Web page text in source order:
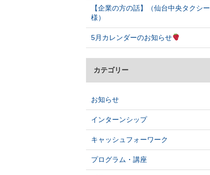
【企業の方の話】（仙台中央タクシー
様）
5月カレンダーのお知らせ
カテゴリー
お知らせ
インターンシップ
キャッシュフォーワーク
プログラム・講座